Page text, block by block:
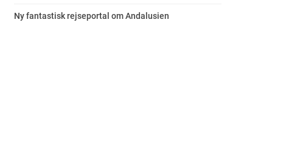
Ny fantastisk rejseportal om Andalusien